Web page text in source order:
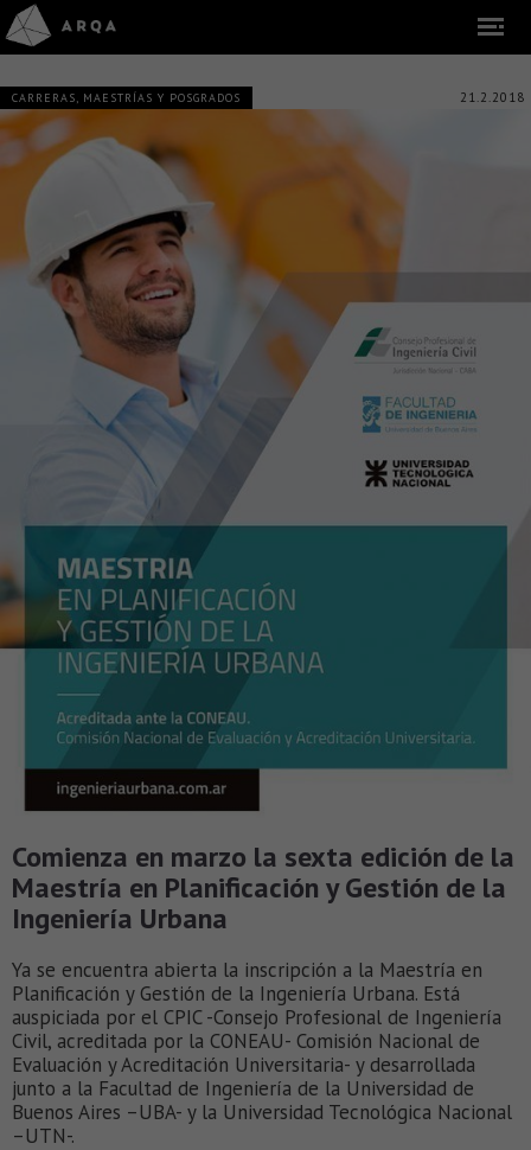
CARRERAS, MAESTRÍAS Y POSGRADOS 21.2.2018
Comienza en marzo la sexta edición de la
Maestría en Planificación y Gestión de la
Ingeniería Urbana
Ya se encuentra abierta la inscripción a la Maestría en
Planificación y Gestión de la Ingeniería Urbana. Está
auspiciada por el CPIC -Consejo Profesional de Ingeniería
Civil, acreditada por la CONEAU- Comisión Nacional de
Evaluación y Acreditación Universitaria- y desarrollada
junto a la Facultad de Ingeniería de la Universidad de
Buenos Aires –UBA- y la Universidad Tecnológica Nacional
–UTN-.